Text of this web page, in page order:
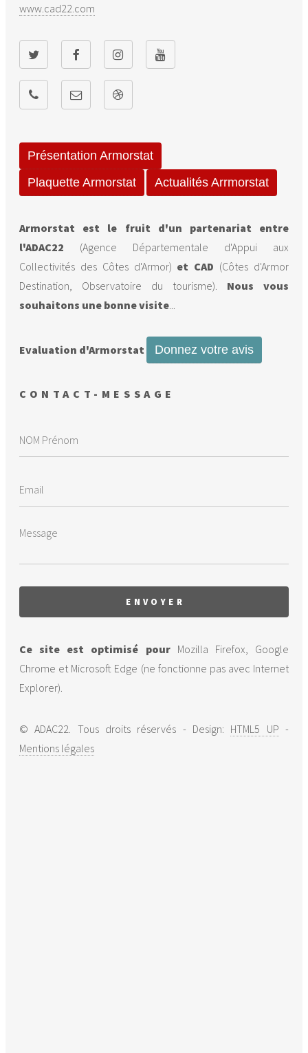
Présentation Armorstat
Plaquette Armorstat
Actualités Arrmorstat
Armorstat est le fruit d'un partenariat entre
l'ADAC22 (Agence Départementale d'Appui aux
Collectivités des Côtes d'Armor) et CAD (Côtes d'Armor
Destination, Observatoire du tourisme). Nous vous
souhaitons une bonne visite
Evaluation d'Armorstat Donnez votre avis
CONTACT-MESSAGE
Ce site est optimisé pourMozilla Firefox, Google
Chrome et Microsoft Edge (ne fonctionne pas avec Internet
Explorer).
© ADAC22. Tous droits réservés - Design: HTML5 UP -
Mentions légales
www.cad22.com